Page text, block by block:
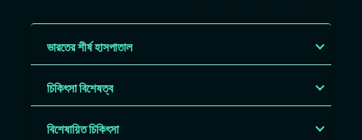
ভারতের শীর্ষ হাসপাতাল
চিকিৎসা বিশেষত্ব
বিশেষায়িত চিকিৎসা